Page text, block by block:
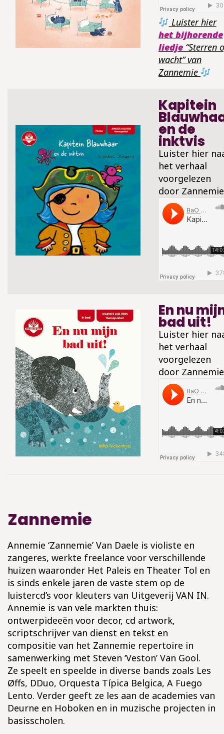
Luister hier
het bijhorende
liedje “Sterren
wacht” van
Zannemie
Kapitein
en de
inktvis
Luister hier
het verhaal
voorgelezen
door Zannemie
En nu
bad uit!
Luister hier
het verhaal
voorgelezen
door Zannemie
Zannemie
Annemie ‘Zannemie’ Van Daele is violiste en
zangeres, werkte freelance voor verschillende
huizen waaronder Het Paleis en Theater Tol en
is sinds enkele jaren de vaste stem op de
luistercd’s voor kleuters van Uitgeverij VAN IN.
Annemie is van vele markten thuis:
ontwerpideeën voor decor, cd artwork,
scriptschrijver van dienst en tekst en
compositie van het Zannemie repertoire in
samenwerking met Steven ‘Veston’ Van Gool.
Ze speelt en speelde in diverse bands zoals Les
Øffs, DDuo, Orquesta Típica Belgica, A Fuego
Lento. Verder geeft ze les aan de academies van
Deurne en Hoboken en in muzische projecten in
basisscholen.